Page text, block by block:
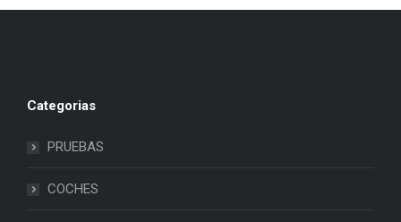
Categorias
PRUEBAS
COCHES